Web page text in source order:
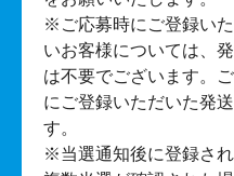
※ご応募時にご登録い
いお客様については、
は不要でございます。
にご登録いただいた発
す。
※当選通知後に登録さ